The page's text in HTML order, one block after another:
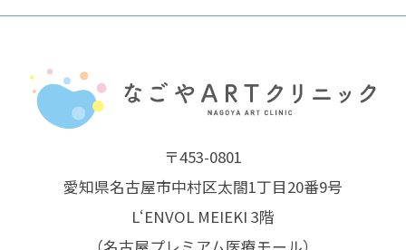
〒453-0801
愛知県名古屋市中村区太閤1丁目20番9号
L‘ENVOL MEIEKI 3階